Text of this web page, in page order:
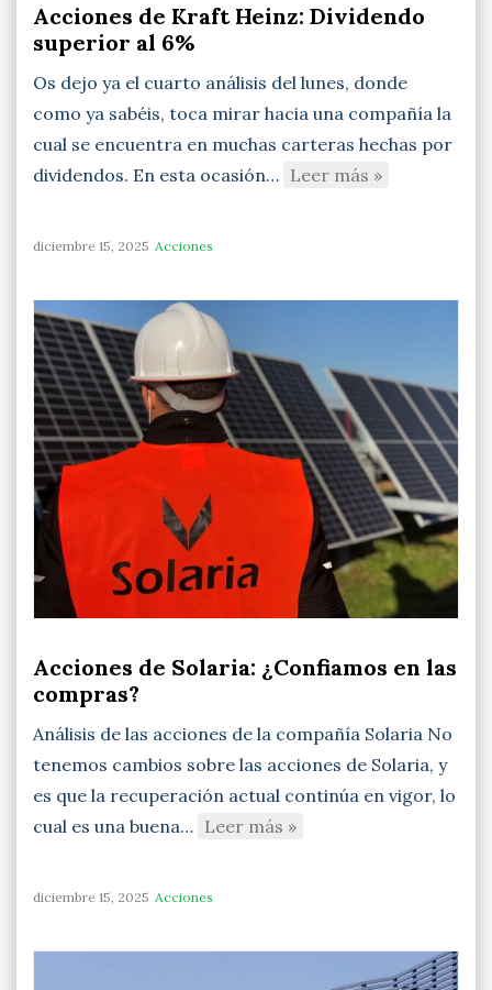
Acciones de Kraft Heinz: Dividendo
superior al 6%
Os dejo ya el cuarto análisis del lunes, donde
como ya sabéis, toca mirar hacia una compañía la
cual se encuentra en muchas carteras hechas por
dividendos. En esta ocasión… Leer más »
diciembre 15, 2025 Acciones
Acciones de Solaria: ¿Confiamos en las
compras?
Análisis de las acciones de la compañía Solaria No
tenemos cambios sobre las acciones de Solaria, y
es que la recuperación actual continúa en vigor, lo
cual es una buena… Leer más »
diciembre 15, 2025 Acciones